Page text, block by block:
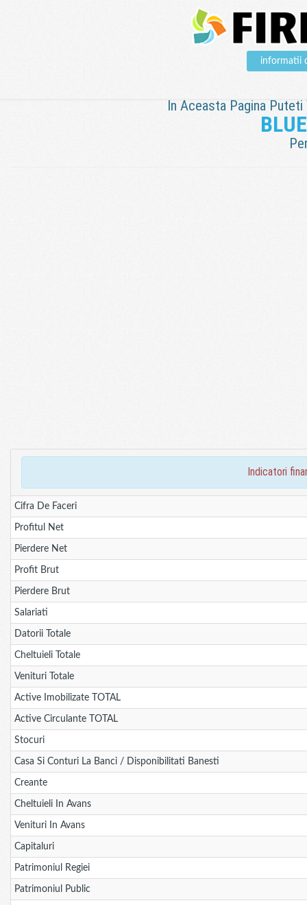
informatii
In Aceasta Pagina
indicatori
Cifra De Faceri
Profitul Net
Pierdere Net
Profit Brut
Pierdere Brut
Salariati
Datorii Totale
Cheltuieli Totale
Venituri Totale
Active Imobilizate TOTAL
Active Circulante TOTAL
Stocuri
Casa Si Conturi La Banci / Disponibilitati Banesti
Creante
Cheltuieli In Avans
Venituri In Avans
Capitaluri
Patrimoniul Regiei
Patrimoniul Public